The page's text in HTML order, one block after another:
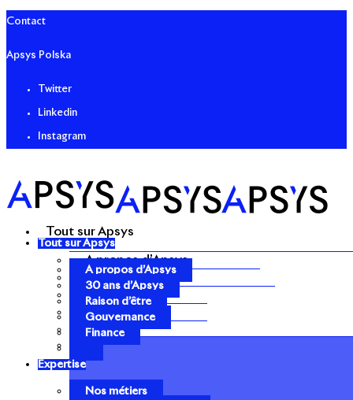
Contact
Apsys Polska
Twitter
Linkedin
Instagram
Tout sur Apsys
A propos d’Apsys
30 ans d’Apsys
Raison d’être
Gouvernance
Finance
Tout sur Apsys
A propos d’Apsys
30 ans d’Apsys
Raison d’être
Gouvernance
Finance
Expertise
Nos métiers